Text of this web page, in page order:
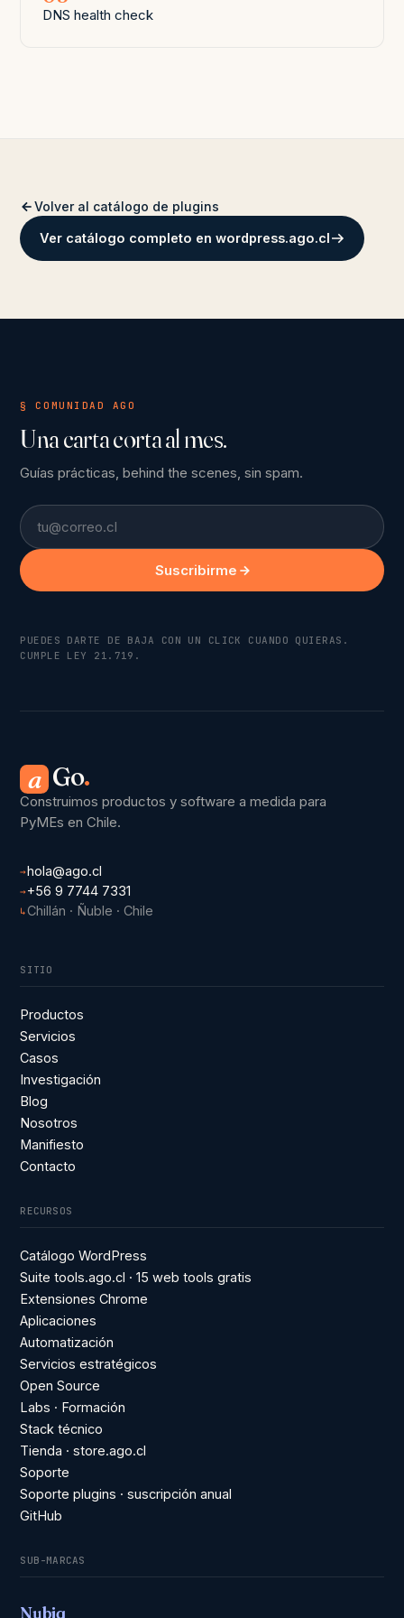
DNS health check
Volver al catálogo de plugins
Ver catálogo completo en wordpress.ago.cl
§ COMUNIDAD AGO
Una carta corta al mes.
Guías prácticas, behind the scenes, sin spam.
Email
Suscribirme
PUEDES DARTE DE BAJA CON UN CLICK CUANDO QUIERAS.
CUMPLE LEY 21.719.
a Go.
Construimos productos y software a medida para
PyMEs en Chile.
→hola@ago.cl
→ +56 9 7744 7331
↳Chillán · Ñuble · Chile
SITIO
Productos
Servicios
Casos
Investigación
Blog
Nosotros
Manifiesto
Contacto
RECURSOS
Catálogo WordPress
Suite tools.ago.cl · 15 web tools gratis
Extensiones Chrome
Aplicaciones
Automatización
Servicios estratégicos
Open Source
Labs · Formación
Stack técnico
Tienda · store.ago.cl
Soporte
Soporte plugins · suscripción anual
GitHub
SUB-MARCAS
Nubiq